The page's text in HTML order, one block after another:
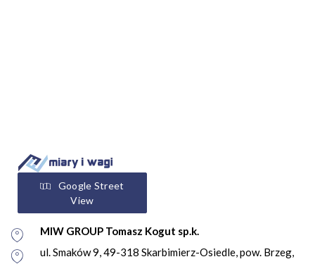
Google Street
View
MIW GROUP Tomasz Kogut sp.k.
ul. Smaków 9, 49-318 Skarbimierz-Osiedle, pow. Brzeg,